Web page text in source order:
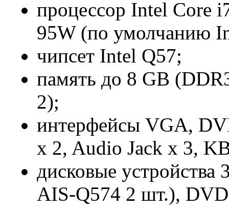
процессор Intel Core
95W (по умолчанию
чипсет Intel Q57;
память до 8 GB
2);
интерфейсы VGA,
x 2, Audio Jack x 3,
дисковые
AIS-Q574 2 шт.),